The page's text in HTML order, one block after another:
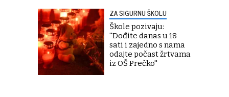
ZA SIGURNU ŠKOLU
Škole pozivaju:
''Dođite danas u 18
sati i zajedno s nama
odajte počast žrtvama
iz OŠ Prečko''